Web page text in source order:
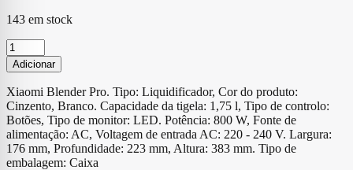
143 em stock
Quantidade
de
Liquidificador
Blender
Pro
EU
Adicionar
Xiaomi Blender Pro. Tipo: Liquidificador, Cor do produto:
Cinzento, Branco. Capacidade da tigela: 1,75 l, Tipo de controlo:
Botões, Tipo de monitor: LED. Potência: 800 W, Fonte de
alimentação: AC, Voltagem de entrada AC: 220 - 240 V. Largura:
176 mm, Profundidade: 223 mm, Altura: 383 mm. Tipo de
embalagem: Caixa